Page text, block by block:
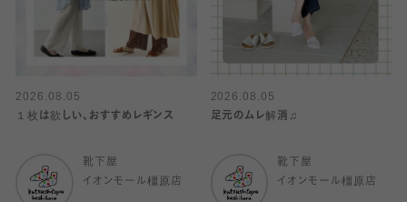
2026.08.05
１枚は欲しい、おすすめレギンス
靴下屋
イオンモール橿原店
2026.08.05
足元のムレ解消♫
靴下屋
イオンモール橿原店